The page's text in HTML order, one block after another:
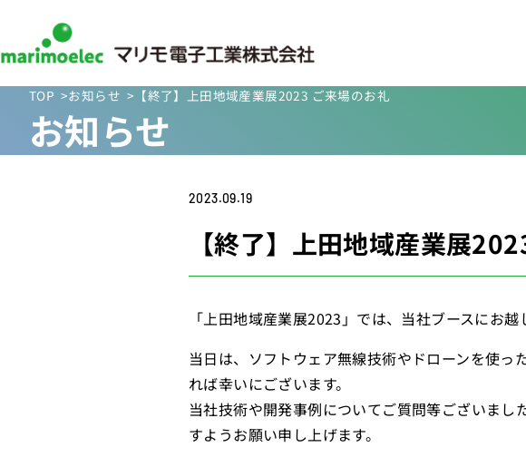
TOP お知らせ 【終了】上田地域産業展2023 ご来場のお礼
お知らせ
2023.09.19
【終了】上田地域産業展
「上田地域産業展2023」では、当社ブースにお
当日は、ソフトウェア無線技術やドローンを使
れば幸いにございます。
当社技術や開発事例についてご質問等ございま
すようお願い申し上げます。